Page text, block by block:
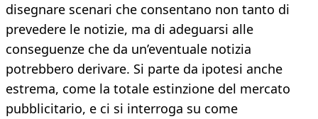
disegnare scenari che consentano non tanto di
prevedere le notizie, ma di adeguarsi alle
conseguenze che da un’eventuale notizia
potrebbero derivare. Si parte da ipotesi anche
estrema, come la totale estinzione del mercato
pubblicitario, e ci si interroga su come